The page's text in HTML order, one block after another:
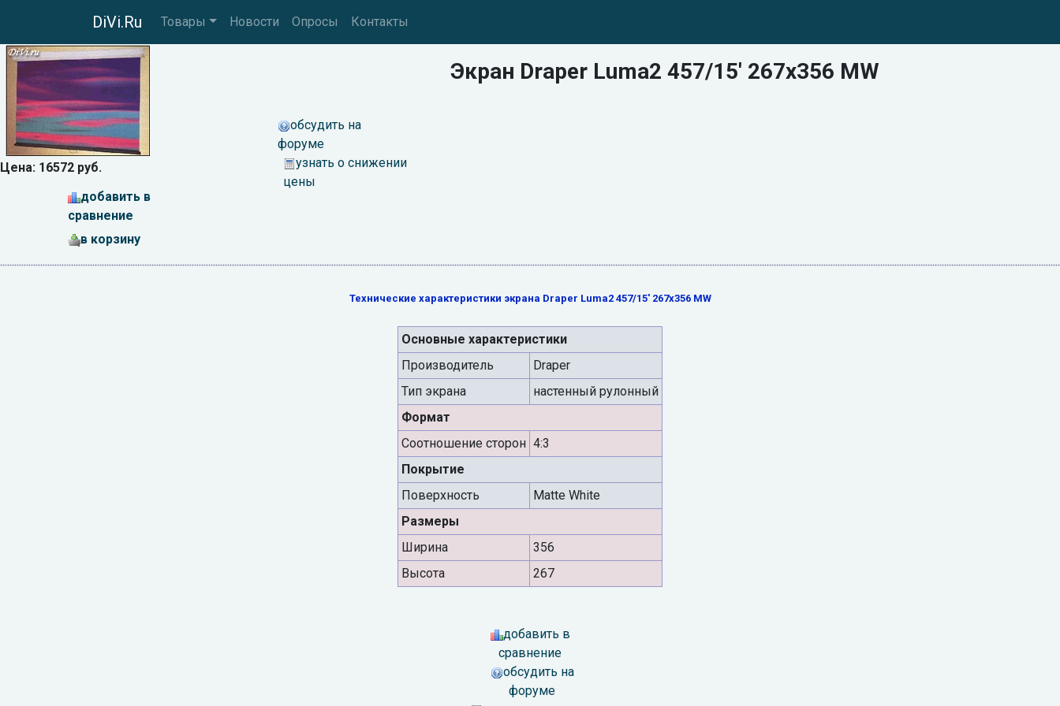
DiVi.Ru Товары Новости Опросы Контакты
Цена: 16572 руб.
добавить в
сравнение
в корзину
Экран Draper Luma2 457/15' 267x356 MW
обсудить на
форуме
узнать о снижении
цены
Технические характеристики экрана Draper Luma2 457/15' 267x356 MW
Основные характеристики
Производитель
Draper
Тип экрана
настенный рулонный
Формат
Cоотношение сторон 4:3
Покрытие
Поверхность
Matte White
Размеры
Ширина
356
Высота
267
добавить в
сравнение
обсудить на
форуме